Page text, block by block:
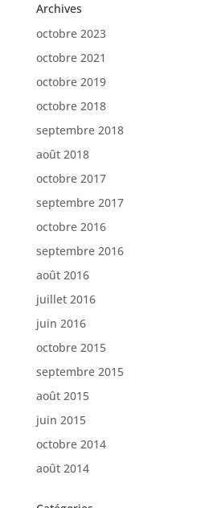
Archives
octobre 2023
octobre 2021
octobre 2019
octobre 2018
septembre 2018
août 2018
octobre 2017
septembre 2017
octobre 2016
septembre 2016
août 2016
juillet 2016
juin 2016
octobre 2015
septembre 2015
août 2015
juin 2015
octobre 2014
août 2014